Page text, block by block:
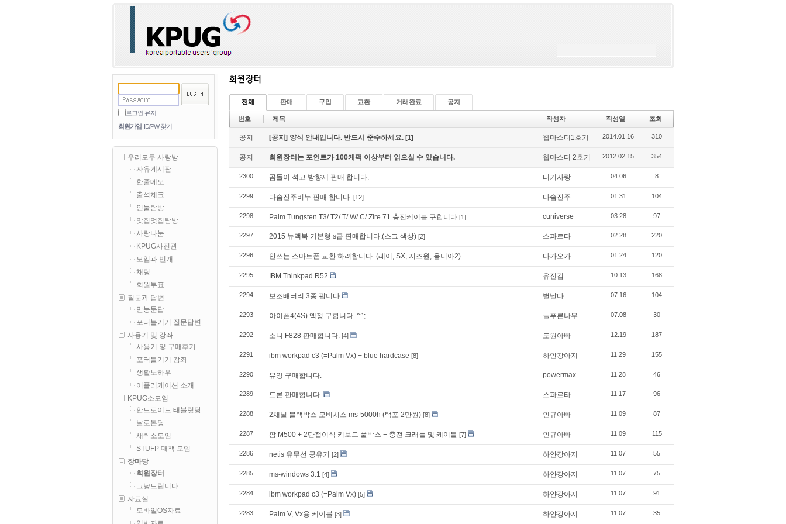
전체 판매 구입 교환 거래완료 공지
번호 제목 작성자 작성일 조회
공지 [공지] 양식 안내입니다. 반드시 준수하세요. [1] 웹마스터1호기 2014.01.16 310
공지 회원장터는 포인트가 100케퍽 이상부터 읽으실 수 있습니다. 웹마스터 2호기 2012.02.15 354
2300 곰돌이 석고 방향제 판매 합니다. 터키사랑 04.06 8
2299 다솜진주비누 판매 합니다. [12] 다솜진주 01.31 104
2298 Palm Tungsten T3/ T2/ T/ W/ C/ Zire 71 충전케이블 구합니다 [1] cuniverse 03.28 97
2297 2015 뉴맥북 기본형 s급 판매합니다.(스그 색상) [2] 스파르타 02.28 220
2296 안쓰는 스마트폰 교환 하려합니다. (레이, SX, 지즈원, 옴니아2) 다카오카 01.24 120
2295 IBM Thinkpad R52 유진김 10.13 168
2294 보조배터리 3종 팝니다 별날다 07.16 104
2293 아이폰4(4S) 액정 구합니다. ^^; 늘푸른나무 07.08 30
2292 소니 F828 판매합니다. [4] 도원아빠 12.19 187
2291 ibm workpad c3 (=Palm Vx) + blue hardcase [8] 하얀강아지 11.29 155
2290 뷰잉 구매합니다. powermax 11.28 46
2289 드론 판매합니다. 스파르타 11.17 96
2288 2채널 블랙박스 모비시스 ms-5000h (택포 2만원) [8] 인규아빠 11.09 87
2287 팜 M500 + 2단접이식 키보드 풀박스 + 충전 크래들 및 케이블 [7] 인규아빠 11.09 115
2286 netis 유무선 공유기 [2] 하얀강아지 11.07 55
2285 ms-windows 3.1 [4] 하얀강아지 11.07 75
2284 ibm workpad c3 (=Palm Vx) [5] 하얀강아지 11.07 91
2283 Palm V, Vx용 케이블 [3] 하얀강아지 11.07 35
로그인 유지
회원가입 ID/PW 찾기
우리모두 사랑방
자유게시판
한줄메모
출석체크
인물탐방
맛집멋집탐방
사랑나눔
KPUG사진관
모임과 번개
채팅
회원투표
질문과 답변
만능문답
포터블기기 질문답변
사용기 및 강좌
사용기 및 구매후기
포터블기기 강좌
생활노하우
어플리케이션 소개
KPUG소모임
안드로이드 태블릿당
날로본당
새싹소모임
STUFP 대책 모임
장마당
회원장터
그냥드립니다
자료실
모바일OS자료